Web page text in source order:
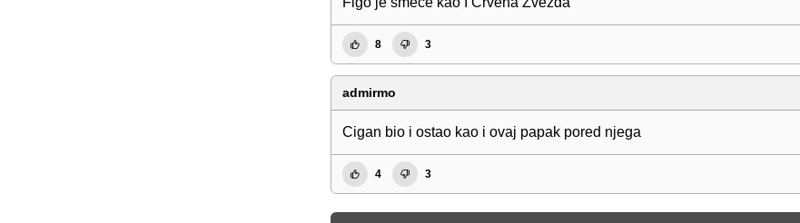
8 3
admirmo
Cigan bio i ostao kao i ovaj papak pored njega
4 3